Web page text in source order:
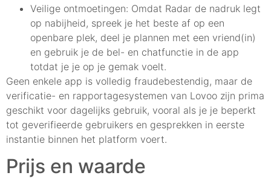
Veilige ontmoetingen: Omdat Radar de nadruk legt
op nabijheid, spreek je het beste af op een
openbare plek, deel je plannen met een vriend(in)
en gebruik je de bel- en chatfunctie in de app
totdat je je op je gemak voelt.
Geen enkele app is volledig fraudebestendig, maar de
verificatie- en rapportagesystemen van Lovoo zijn prima
geschikt voor dagelijks gebruik, vooral als je je beperkt
tot geverifieerde gebruikers en gesprekken in eerste
instantie binnen het platform voert.
Prijs en waarde